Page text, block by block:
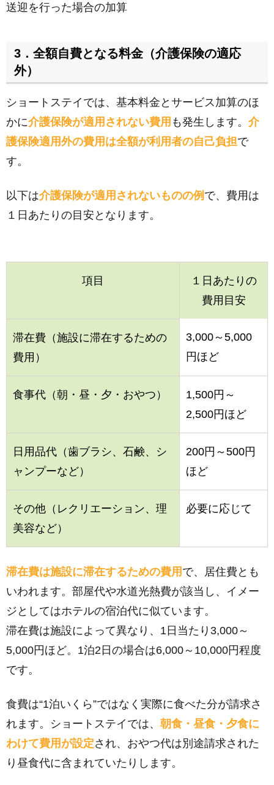
送迎を行った場合の加算
3．全額自費となる料金（介護保険の適応
外）
ショートステイでは、基本料金とサービス加算のほ
かに介護保険が適用されない費用 も発生します。 介
護保険適用外の費用は全額が利用者の自己負担で
す。
以下は介護保険が適用されないものの例 で、費用は
１日あたりの目安となります。
項目
１日あたりの
費用目安
滞在費（施設に滞在するための
費用）
3,000～5,000
円ほど
食事代（朝・昼・夕・おやつ）
1,500円～
2,500円ほど
日用品代（歯ブラシ、石鹸、シ
ャンプーなど）
200円～500円
ほど
その他（レクリエーション、理
美容など）
必要に応じて
滞在費は施設に滞在するための費用 で、居住費とも
いわれます。部屋代や水道光熱費が該当し、イメー
ジとしてはホテルの宿泊代に似ています。
滞在費は施設によって異なり、1日当たり3,000～
5,000円ほど。1泊2日の場合は6,000～10,000円程度
です。
食費は“1泊いくら”ではなく実際に食べた分が請求さ
れます。ショートステイでは、 朝食・昼食・夕食に
わけて費用が設定され、おやつ代は別途請求された
り昼食代に含まれていたりします。